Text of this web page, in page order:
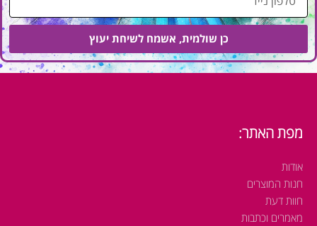
א
ל
ק
ט
ל
פ
ן
נ
כן שולמית, אשמח לשיחת יעוץ
מפת האתר:
אודות
חנות המוצרים
חוות דעת
מאמרים וכתבות